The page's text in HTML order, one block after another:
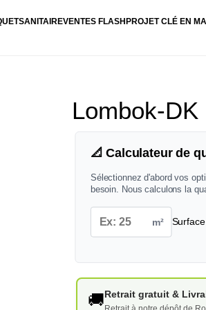
SANITAIREVENTES FLASH PROJET CLÉ EN
Lombok-DK
📐 Calculateur de
Sélectionnez d'abord vos
besoin. Nous calculons la
m²
🚚Retrait gratuit &